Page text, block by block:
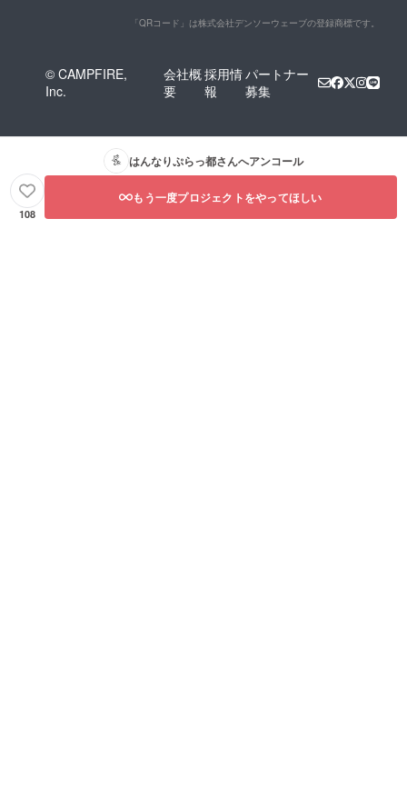
「QRコード」は株式会社デンソーウェーブの登録商標です。
© CAMPFIRE,
Inc.
会社概
要
採用情
報
パートナー
募集
はんなりぷらっ都さんへアンコール
108
もう一度プロジェクトをやってほしい